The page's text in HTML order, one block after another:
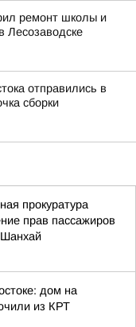
ремонт школы и
Лесозаводске
отправились в
сборки
прокуратура
прав пассажиров
Шанхай
дом на
из КРТ